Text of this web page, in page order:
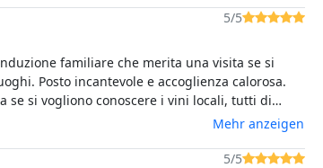
5/5
familiare che merita una visita se si
Posto incantevole e accoglienza calorosa.
se si vogliono conoscere i vini locali, tutti di
da prodotti tipici locali. Degustazione
Mehr anzeigen
5/5